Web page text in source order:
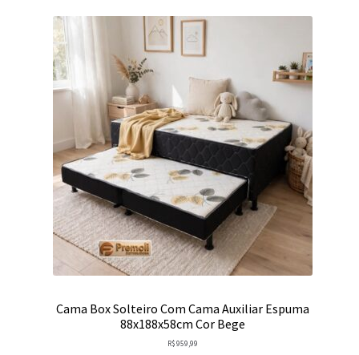
Cama Box Solteiro Com Cama Auxiliar Espuma
88x188x58cm Cor Bege
R$959,99